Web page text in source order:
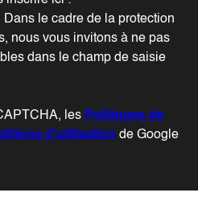
Dans le cadre de la protection
nous vous invitons à ne pas
dans le champ de saisie
les Politiques de
d'utilisation de Google